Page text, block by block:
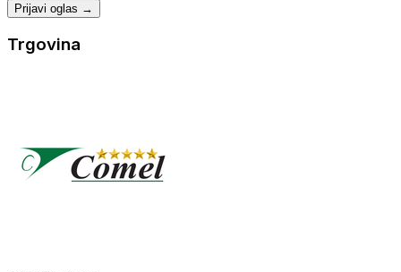
Prijavi oglas →
Trgovina